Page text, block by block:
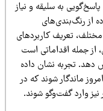
به سلیقه و نیاز
تعریف کاربردهای
اقداماتی است
تجربه نشان داده
شوند که در
گفت‌وگو شوند.